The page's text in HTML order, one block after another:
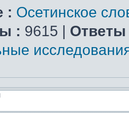
: Осетинское
: 9615 | Ответы